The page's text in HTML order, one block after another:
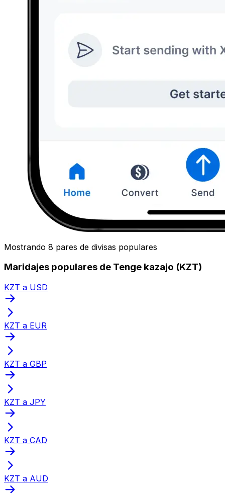
Mostrando 8 pares de divisas populares
Maridajes populares de Tenge kazajo (KZT)
KZT a USD
KZT a EUR
KZT a GBP
KZT a JPY
KZT a CAD
KZT a AUD